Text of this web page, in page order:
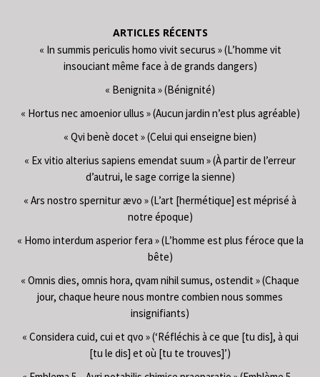
ARTICLES RÉCENTS
« In summis periculis homo vivit securus » (L’homme vit
insouciant même face à de grands dangers)
« Benignita » (Bénignité)
« Hortus nec amoenior ullus » (Aucun jardin n’est plus agréable)
« Qvi benè docet » (Celui qui enseigne bien)
« Ex vitio alterius sapiens emendat suum » (À partir de l’erreur
d’autrui, le sage corrige la sienne)
« Ars nostro spernitur ævo » (L’art [hermétique] est méprisé à
notre époque)
« Homo interdum asperior fera » (L’homme est plus féroce que la
bête)
« Omnis dies, omnis hora, qvam nihil sumus, ostendit » (Chaque
jour, chaque heure nous montre combien nous sommes
insignifiants)
« Considera cuid, cui et qvo » (‘Réfléchis à ce que [tu dis], à qui
[tu le dis] et où [tu te trouves]’)